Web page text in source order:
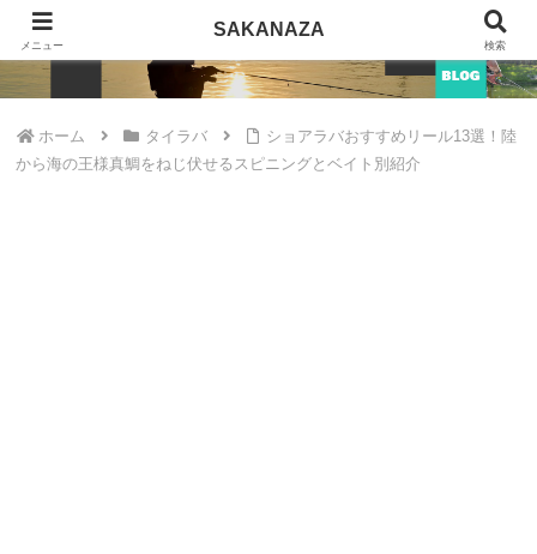
SAKANAZA
ホーム タイラバ
ショアラバおすすめリール13選！陸
から海の王様真鯛をねじ伏せるスピニングとベイト別紹介
メニュー
SAKANAZA
検索